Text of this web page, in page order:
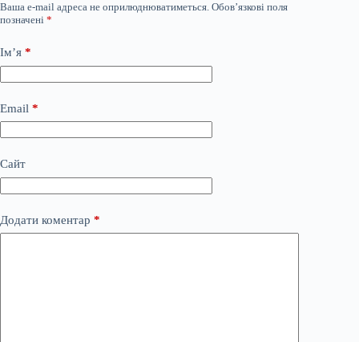
Ваша e-mail адреса не оприлюднюватиметься. Обов’язкові поля
позначені *
Ім’я *
Email *
Сайт
Додати коментар *